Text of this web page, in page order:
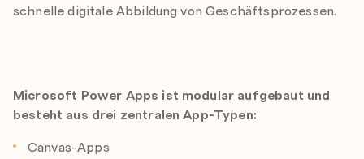
schnelle digitale Abbildung von Geschäftsprozessen.
Microsoft Power Apps ist modular aufgebaut und
besteht aus drei zentralen App-Typen:
Canvas-Apps